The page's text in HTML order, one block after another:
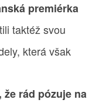
premiérka
taktéž svou
která však
že rád pózuje na